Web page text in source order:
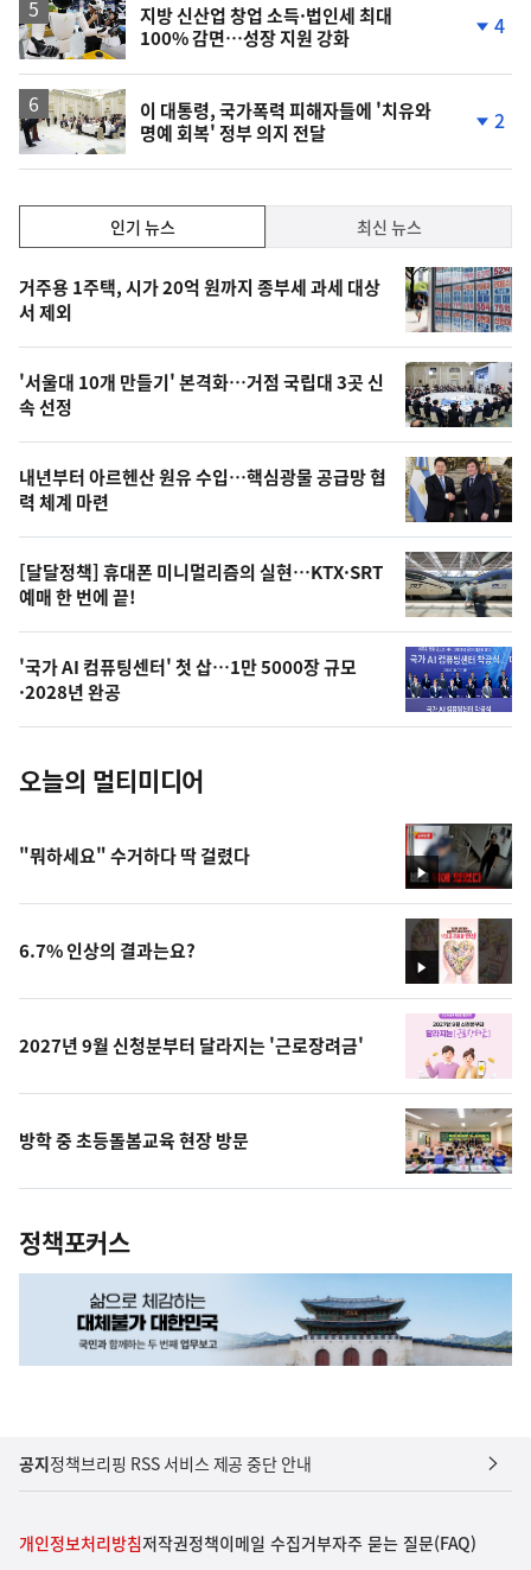
지방 신산업 창업 소득·법인세 최대
100% 감면…성장 지원 강화
4
이 대통령, 국가폭력 피해자들에 '치유와
명예 회복' 정부 의지 전달
락
2
기,
최
신,
오
늘
의
영
상
오
늘
의
사
진
인기 뉴스 최신 뉴스
기
뉴
스
거주용 1주택, 시가 20억 원까지 종부세 과세 대상
서 제외
'서울대 10개 만들기' 본격화…거점 국립대 3곳 신
속 선정
내년부터 아르헨산 원유 수입…핵심광물 공급망 협
력 체계 마련
[달달정책] 휴대폰 미니멀리즘의 실현…KTX·SRT
예매 한 번에 끝!
'국가 AI 컴퓨팅센터' 첫 삽…1만 5000장 규모
·2028년 완공
오늘의 멀티미디어
영
상
"뭐하세요" 수거하다 딱 걸렸다
영
상
6.7% 인상의 결과는요?
2027년 9월 신청분부터 달라지는 '근로장려금'
방학 중 초등돌봄교육 현장 방문
정책포커스
공지정책브리핑 RSS 서비스 제공 중단 안내
개인정보처리방침저작권정책이메일 수집거부자주 묻는 질문(FAQ)